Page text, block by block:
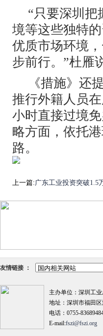
“只要深圳
境等这些独特
优质市场环境
步前行。”杜雁
《措施》还
推行外籍人员
小时直接过境
略方面，依托
路。
上一篇:广东工业投资突破1.5
友情链接 ：
主办单位：深圳工
地址：深圳市福田
电话：0755-
E-mail:fszi@fszi.org